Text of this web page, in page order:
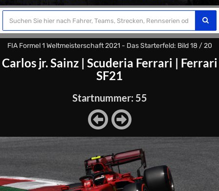
FIA Formel 1 Weltmeisterschaft 2021 - Das Starterfeld: Bild 18 / 20
Carlos jr. Sainz| Scuderia Ferrari | Ferrari
SF21
Startnummer: 55